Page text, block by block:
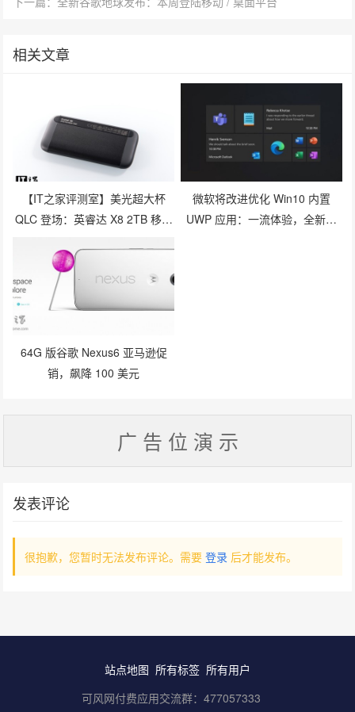
相关文章
【IT之家评测室】美光超大杯
QLC 登场：英睿达 X8 2TB 移动
微软将改进优化 Win10 内置
UWP 应用：一流体验，全新流
64G 版谷歌 Nexus6 亚马逊促
销，飙降 100 美元
广 告 位 演 示
发表评论
很抱歉，您暂时无法发布评论。需要登录 后才能发布。
站点地图 所有标签 所有用户
可风网付费应用交流群： 477057333